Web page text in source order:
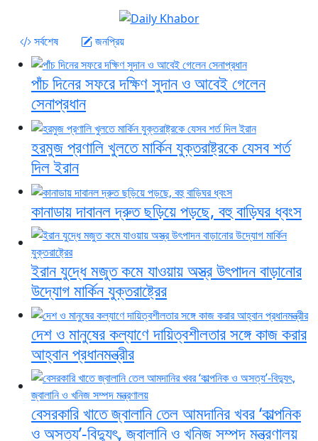
সর্বশেষ জনপ্রিয়
পাঁচ দিনের সফরে দক্ষিণ সুদান ও আবেই গেলেন
সেনাপ্রধান
হরমুজ প্রণালি খুলতে মার্কিন যুক্তরাষ্ট্রকে যেসব শর্ত
দিল ইরান
কানাডায় দাবানল দ্রুত ছড়িয়ে পড়ছে, বহু বাড়িঘর ধ্বংস
ইরান যুদ্ধে মজুত কমে যাওয়ায় অস্ত্র উৎপাদন বাড়ানোর
উদ্যোগ মার্কিন যুক্তরাষ্ট্রের
দেশ ও মানুষের কল্যাণে দায়িত্বশীলতার সঙ্গে কাজ করার
আহ্বান প্রধানমন্ত্রীর
বেসরকারি খাতে জ্বালানি তেল আমদানির খবর ‘কাল্পনিক
ও অসত্য’-বিদ্যুৎ, জ্বালানি ও খনিজ সম্পদ মন্ত্রণালয়